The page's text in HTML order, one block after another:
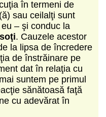
în termeni de
sau ceilalţi sunt
‒ şi conduc la
. Cauzele acestor
la lipsa de încredere
de înstrăinare pe
dat în relaţia cu
suntem pe primul
sănătoasă faţă
cu adevărat în